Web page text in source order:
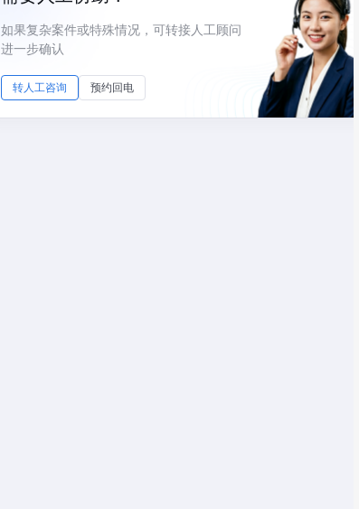
如果复杂案件或特殊情况，可转接人工顾问
进一步确认
转人工咨询 预约回电